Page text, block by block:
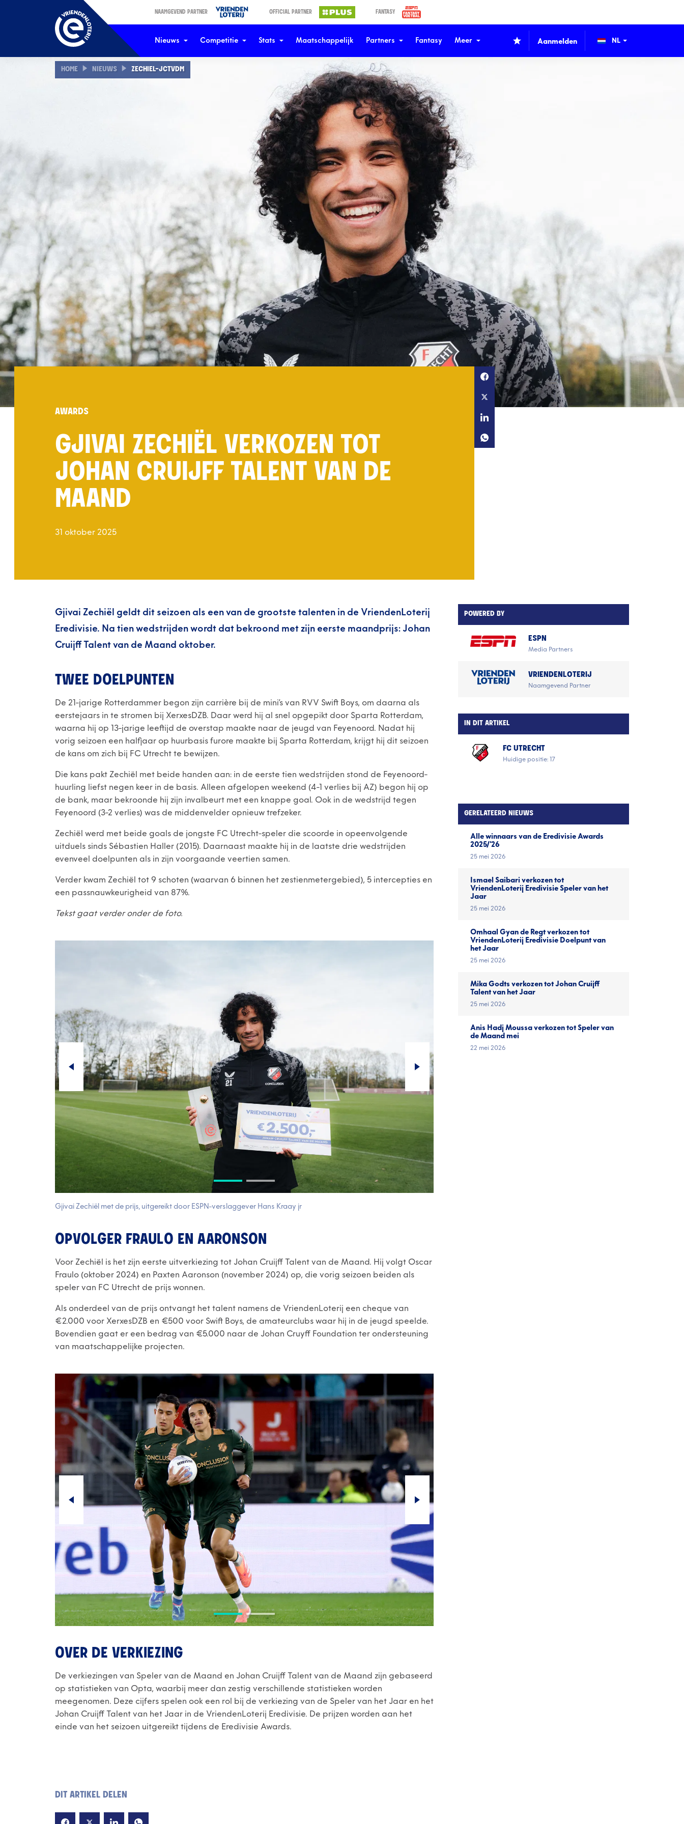
NAAMGEVEND PARTNER OFFICIAL PARTNER FANTASY
Nieuws Competitie Stats Maatschappelijk Partners Fantasy Meer Aanmelden
HOME NIEUWS ZECHIEL-JCTVDM
AWARDS
GJIVAI ZECHIËL VERKOZEN TOT
JOHAN CRUIJFF TALENT VAN DE
MAAND
31 oktober 2025
Gjivai Zechiël geldt dit seizoen als een van de grootste talenten in de VriendenLoterij
Eredivisie. Na tien wedstrijden wordt dat bekroond met zijn eerste maandprijs: Johan
Cruijff Talent van de Maand oktober.
TWEE DOELPUNTEN
De 21-jarige Rotterdammer begon zijn carrière bij de mini’s van RVV Swift Boys, om daarna als
eerstejaars in te stromen bij XerxesDZB. Daar werd hij al snel opgepikt door Sparta Rotterdam,
waarna hij op 13-jarige leeftijd de overstap maakte naar de jeugd van Feyenoord. Nadat hij
vorig seizoen een halfjaar op huurbasis furore maakte bij Sparta Rotterdam, krijgt hij dit seizoen
de kans om zich bij FC Utrecht te bewijzen.
Die kans pakt Zechiël met beide handen aan: in de eerste tien wedstrijden stond de Feyenoord-
huurling liefst negen keer in de basis. Alleen afgelopen weekend (4-1 verlies bij AZ) begon hij op
de bank, maar bekroonde hij zijn invalbeurt met een knappe goal. Ook in de wedstrijd tegen
Feyenoord (3-2 verlies) was de middenvelder opnieuw trefzeker.
Zechiël werd met beide goals de jongste FC Utrecht-speler die scoorde in opeenvolgende
uitduels sinds Sébastien Haller (2015). Daarnaast maakte hij in de laatste drie wedstrijden
evenveel doelpunten als in zijn voorgaande veertien samen.
Verder kwam Zechiël tot 9 schoten (waarvan 6 binnen het zestienmetergebied), 5 intercepties en
een passnauwkeurigheid van 87%.
Tekst gaat verder onder de foto.
Gjivai Zechiël met de prijs, uitgereikt door ESPN-verslaggever Hans Kraay jr
OPVOLGER FRAULO EN AARONSON
Voor Zechiël is het zijn eerste uitverkiezing tot Johan Cruijff Talent van de Maand. Hij volgt Oscar
Fraulo (oktober 2024) en Paxten Aaronson (november 2024) op, die vorig seizoen beiden als
speler van FC Utrecht de prijs wonnen.
Als onderdeel van de prijs ontvangt het talent namens de VriendenLoterij een cheque van
€2.000 voor XerxesDZB en €500 voor Swift Boys, de amateurclubs waar hij in de jeugd speelde.
Bovendien gaat er een bedrag van €5.000 naar de Johan Cruyff Foundation ter ondersteuning
van maatschappelijke projecten.
OVER DE VERKIEZING
De verkiezingen van Speler van de Maand en Johan Cruijff Talent van de Maand zijn gebaseerd
op statistieken van Opta, waarbij meer dan zestig verschillende statistieken worden
meegenomen. Deze cijfers spelen ook een rol bij de verkiezing van de Speler van het Jaar en het
Johan Cruijff Talent van het Jaar in de VriendenLoterij Eredivisie. De prijzen worden aan het
einde van het seizoen uitgereikt tijdens de Eredivisie Awards.
DIT ARTIKEL DELEN
POWERED BY
ESPN
Media Partners
VRIENDENLOTERIJ
Naamgevend Partner
IN DIT ARTIKEL
FC UTRECHT
Huidige positie: 17
GERELATEERD NIEUWS
Alle winnaars van de Eredivisie Awards
2025/'26
25 mei 2026
Ismael Saibari verkozen tot
VriendenLoterij Eredivisie Speler van het
Jaar
25 mei 2026
Omhaal Gyan de Regt verkozen tot
VriendenLoterij Eredivisie Doelpunt van
het Jaar
25 mei 2026
Mika Godts verkozen tot Johan Cruijff
Talent van het Jaar
25 mei 2026
Anis Hadj Moussa verkozen tot Speler van
de Maand mei
22 mei 2026